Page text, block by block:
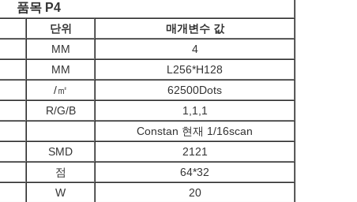
품목 P4
단위 매개변수 값
MM
4
MM
L256*H128
/㎡
62500Dots
R/G/B
1,1,1
Constan 현재 1/16scan
SMD
2121
점
64*32
W 20